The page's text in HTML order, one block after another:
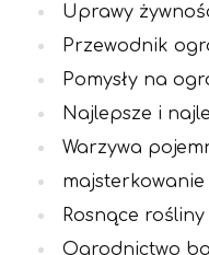
Uprawy
Przewodnik
Pomysły na
Najlepsze i
Warzywa
majsterkowanie
Rosnące
Ogrodnictwo